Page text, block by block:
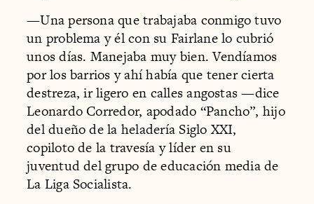
—Una persona que trabajaba conmigo tuvo
un problema y él con su Fairlane lo cubrió
unos días. Manejaba muy bien. Vendíamos
por los barrios y ahí había que tener cierta
destreza, ir ligero en calles angostas —dice
Leonardo Corredor, apodado “Pancho”, hijo
del dueño de la heladería Siglo XXI,
copiloto de la travesía y líder en su
juventud del grupo de educación media de
La Liga Socialista.